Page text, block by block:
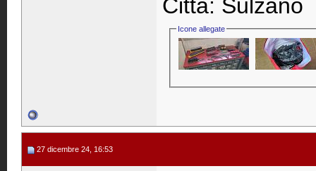
Città: Sulzano
Icone allegate
27 dicembre 24, 16:53